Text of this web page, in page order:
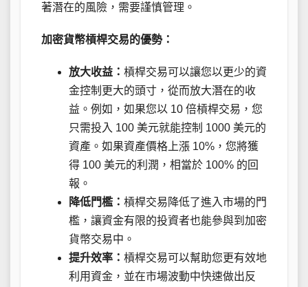
著潛在的風險，需要謹慎管理。
加密貨幣槓桿交易的優勢：
放大收益： 槓桿交易可以讓您以更少的資
金控制更大的頭寸，從而放大潛在的收
益。例如，如果您以 10 倍槓桿交易，您
只需投入 100 美元就能控制 1000 美元的
資產。如果資產價格上漲 10%，您將獲
得 100 美元的利潤，相當於 100% 的回
報。
降低門檻： 槓桿交易降低了進入市場的門
檻，讓資金有限的投資者也能參與到加密
貨幣交易中。
提升效率： 槓桿交易可以幫助您更有效地
利用資金，並在市場波動中快速做出反